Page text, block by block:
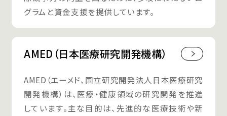
グラムと資金支援を提供しています。
AMED（日本医療研究開発機構）
AMED（エーメド、国立研究開発法人日本医療研究
開発機構）は、医療・健康領域の研究開発を推進
しています。主な目的は、先進的な医療技術や新